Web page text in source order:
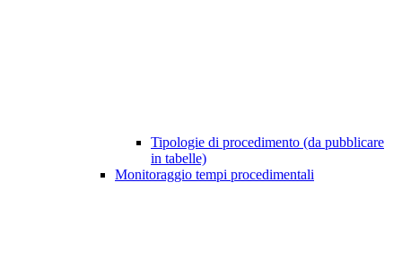
Tipologie di procedimento (da pubblicare
in tabelle)
Monitoraggio tempi procedimentali